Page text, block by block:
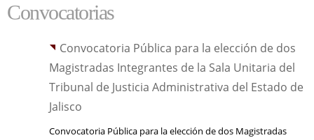
Convocatorias
Convocatoria Pública para la elección de dos
Magistradas Integrantes de la Sala Unitaria del
Tribunal de Justicia Administrativa del Estado de
Jalisco
Convocatoria Pública para la elección de dos Magistradas